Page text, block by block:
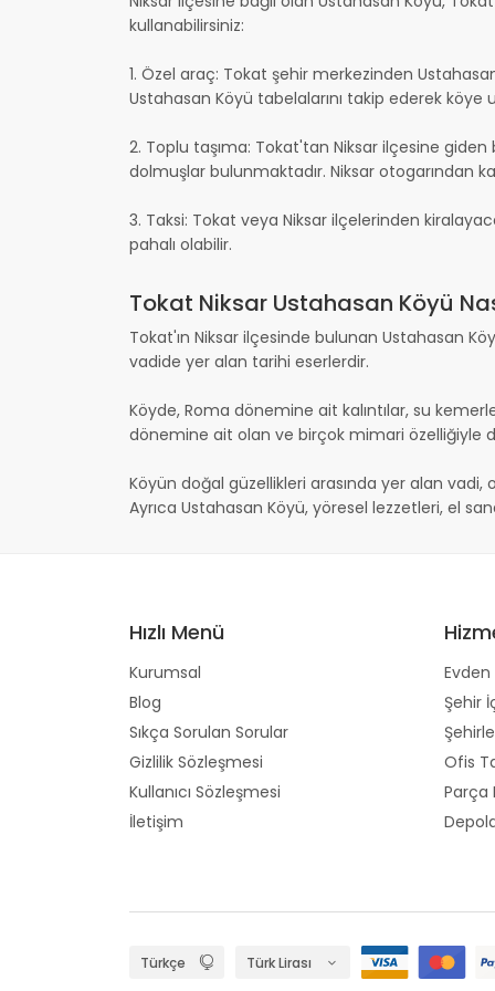
kullanabilirsiniz:
1. Özel araç: Tokat şehir merkezinden
Ustahasan Köyü tabelalarını takip ederek köye
2. Toplu taşıma: Tokat'tan Niksar ilçesine
dolmuşlar bulunmaktadır. Niksar otogarından
3. Taksi: Tokat veya Niksar ilçelerinden
pahalı olabilir.
Tokat Niksar Ustahasan Köyü
Tokat'ın Niksar ilçesinde bulunan Ustahasan
vadide yer alan tarihi eserlerdir.
Köyde, Roma dönemine ait kalıntılar, su
dönemine ait olan ve birçok mimari özelliğiyle
Köyün doğal güzellikleri arasında yer alan
Ayrıca Ustahasan Köyü, yöresel lezzetleri, el
Hızlı Menü
Kurumsal
Blog
Sıkça Sorulan Sorular
Gizlilik Sözleşmesi
Kullanıcı Sözleşmesi
İletişim
Evden
Şehir
Ofis
Parça